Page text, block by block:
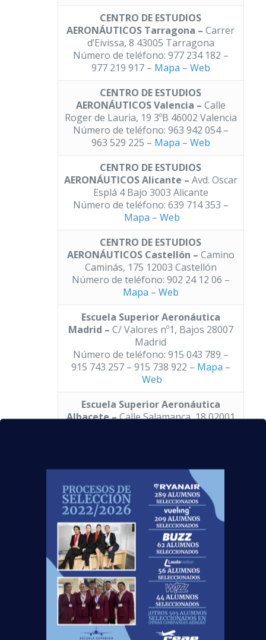
CENTRO DE ESTUDIOS
AERONÁUTICOS Tarragona –Carrer
d’Eivissa, 8 43005 Tarragona
Número de teléfono: 977 234 182 –
977 219 917 – Mapa – Web
CENTRO DE ESTUDIOS
AERONÁUTICOS Valencia – Calle
Roger de Lauria, 19 3ºB 46002 Valencia
Número de teléfono: 963 942 054 –
963 529 225 – Mapa – Web
CENTRO DE ESTUDIOS
AERONÁUTICOS Alicante – Avd. Oscar
Esplá 4 Bajo 3003 Alicante
Número de teléfono: 639 714 353 –
Mapa – Web
CENTRO DE ESTUDIOS
AERONÁUTICOS Castellón – Camino
Caminás, 175 12003 Castellón
Número de teléfono: 902 24 12 06 –
Mapa – Web
Escuela Superior Aeronáutica
Madrid – C/ Valores nº1, Bajos 28007
Madrid
Número de teléfono: 915 043 789 –
915 743 257 – 915 738 922 – Mapa –
Web
Escuela Superior Aeronáutica
Albacete –Calle Salamanca, 18 02001
Centro de Estudios Superiores
Aeronáuticos Zaragoza –Plaza de
Salamero 14, 2º 50004 Zaragoza
Número de teléfono: 902 24 12 06 –
Mapa
Web
Centro de Estudios Superiores
Aeronáuticos Vitoria –Paseo del
Batán, 60 1007 Vitoria-Gasteiz
Número de teléfono: 902 24 12 06 –
Mapa–Web